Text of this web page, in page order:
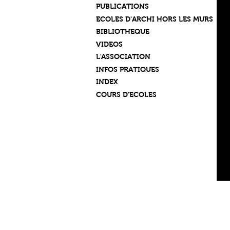
PUBLICATIONS
ECOLES D'ARCHI HORS LES MURS
BIBLIOTHEQUE
VIDEOS
L'ASSOCIATION
INFOS PRATIQUES
INDEX
COURS D'ECOLES